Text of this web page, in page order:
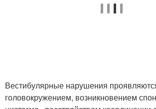
Вестибулярные нарушения
головокружением, возникновением